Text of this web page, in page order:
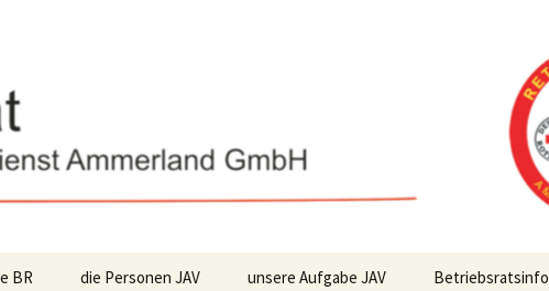
BR die Personen JAV unsere Aufgabe JAV Betriebsratsinfo